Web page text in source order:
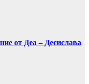
от Деа – Десислава